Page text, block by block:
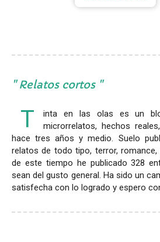
Relatos cortos
T
inta en las olas es un
microrrelatos, hechos
hace tres años y medio. Suelo
relatos de todo tipo, terror,
de este tiempo he publicado 328
sean del gusto general. Ha sido un
satisfecha con lo logrado y espero